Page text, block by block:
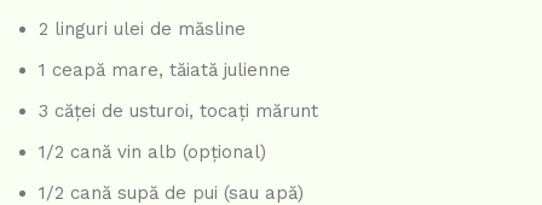
2 linguri ulei de măsline
1 ceapă mare, tăiată julienne
3 căței de usturoi, tocați mărunt
1/2 cană vin alb (opțional)
1/2 cană supă de pui (sau apă)